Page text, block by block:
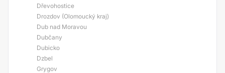
Dřevohostice
Drozdov (Olomoucký kraj)
Dub nad Moravou
Dubčany
Dubicko
Dzbel
Grygov